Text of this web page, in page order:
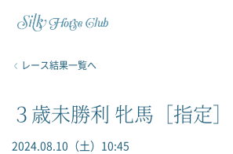
レース結果一覧へ
３歳未勝利 牝馬［指定］
2024.08.10（土）10:45